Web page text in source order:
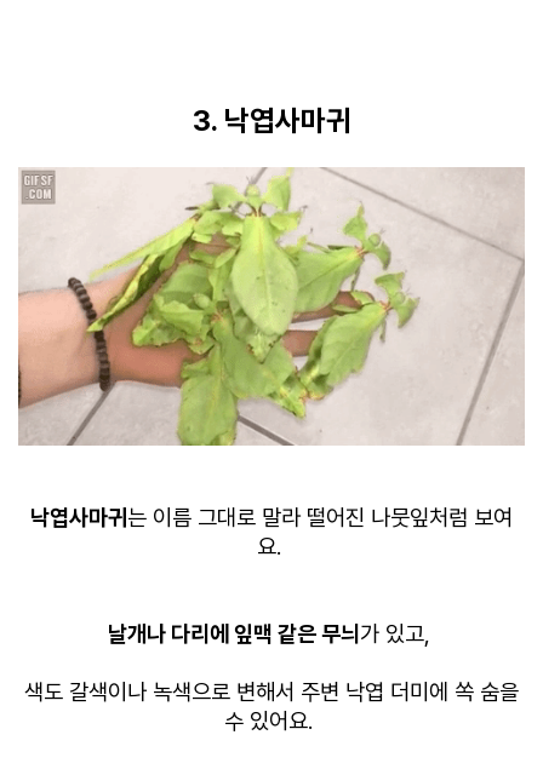
3. 낙엽사마귀
낙엽사마귀는 이름 그대로 말라 떨어진 나뭇잎처럼 보여
요.
날개나 다리에 잎맥 같은 무늬가 있고,
색도 갈색이나 녹색으로 변해서 주변 낙엽 더미에 쏙 숨을
수 있어요.